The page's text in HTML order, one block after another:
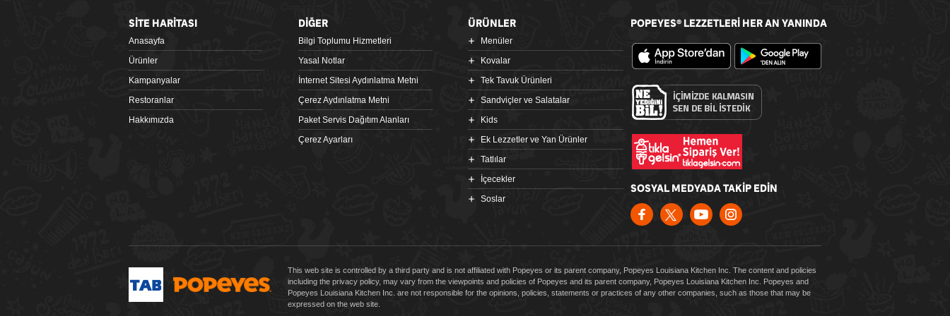
SİTE HARİTASI
Anasayfa
Ürünler
Kampanyalar
Restoranlar
Hakkımızda
DİĞER
Bilgi Toplumu Hizmetleri
Yasal Notlar
İnternet Sitesi Aydınlatma Metni
Çerez Aydınlatma Metni
Paket Servis Dağıtım Alanları
Çerez Ayarları
ÜRÜNLER
Menüler
Kovalar
Tek Tavuk Ürünleri
Sandviçler ve Salatalar
Kids
Ek Lezzetler ve Yan Ürünler
Tatlılar
İçecekler
Soslar
POPEYES® LEZZETLERİ HER AN YANINDA
SOSYAL MEDYADA TAKİP EDİN
This web site is controlled by a third party and is not affiliated with Popeyes or its parent company, Popeyes Louisiana Kitchen Inc. The content and policies
including the privacy policy, may vary from the viewpoints and policies of Popeyes and its parent company, Popeyes Louisiana Kitchen Inc. Popeyes and
Popeyes Louisiana Kitchen Inc. are not responsible for the opinions, policies, statements or practices of any other companies, such as those that may be
expressed on the web site.